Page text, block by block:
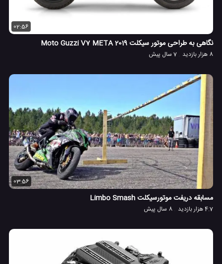
02:56
نگاهی به طراحی موتور سیکلت Moto Guzzi V7 META 2019
8 هزار بازدید 7 سال پیش
03:56
مسابقه دریفت موتورسیکلت Limbo Smash
4.7 هزار بازدید 8 سال پیش